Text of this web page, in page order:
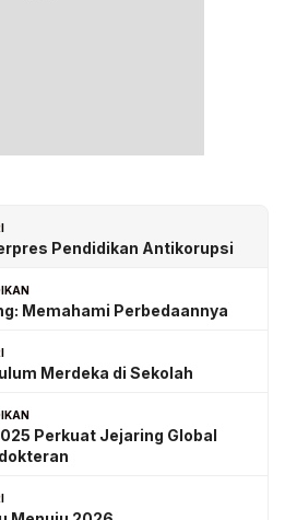
Pendidikan Antikorupsi
Memahami Perbedaannya
Merdeka di Sekolah
Perkuat Jejaring Global